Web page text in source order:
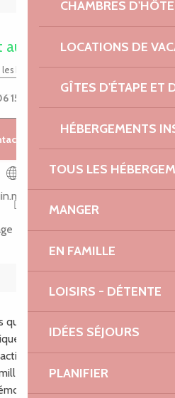
CHAMBRES
LOCATIONS DE
GÎTES D'ÉTAPE ET
HÉBERGEMENTS
TOUS LES
MANGER
EN FAMILLE
LOISIRS - DÉTENTE
IDÉES SÉJOURS
PLANIFIER
aujourd'hui
les horaires
15 85 21
par email
Instagram
souvenir : Une
pensée avec vous. Lors
en mer ou de vos
ou en couple, je capture
et sincères